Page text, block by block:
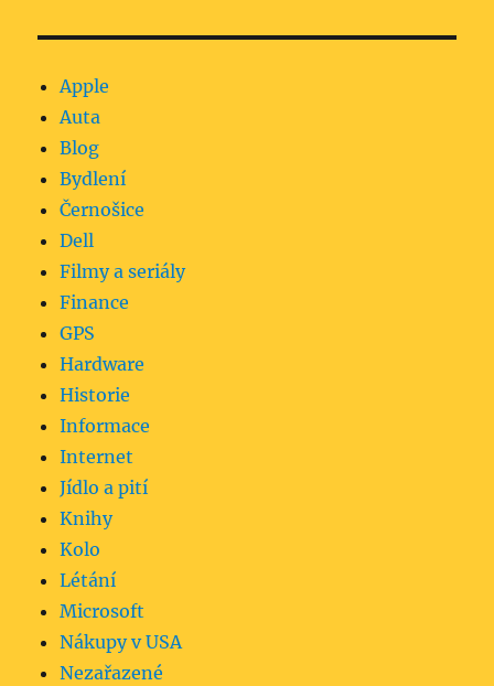
Apple
Auta
Blog
Bydlení
Černošice
Dell
Filmy a seriály
Finance
GPS
Hardware
Historie
Informace
Internet
Jídlo a pití
Knihy
Kolo
Létání
Microsoft
Nákupy v USA
Nezařazené